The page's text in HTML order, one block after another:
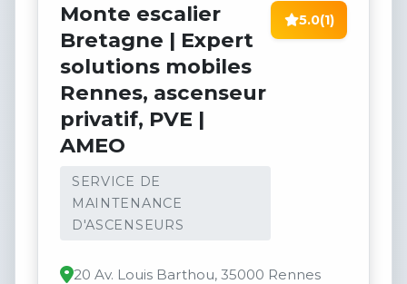
Monte escalier
Bretagne | Expert
solutions mobiles
Rennes, ascenseur
privatif, PVE |
AMEO
SERVICE DE
MAINTENANCE
D'ASCENSEURS
5.0(1)
20 Av. Louis Barthou, 35000 Rennes